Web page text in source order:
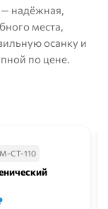
надёжная,
места,
осанку и
по цене.
М-СТ-110